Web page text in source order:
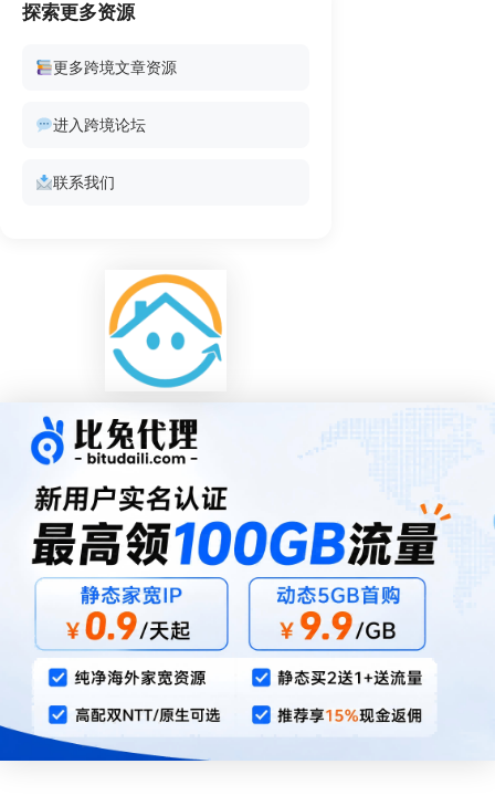
探索更多资源
更多跨境文章资源
进入跨境论坛
联系我们